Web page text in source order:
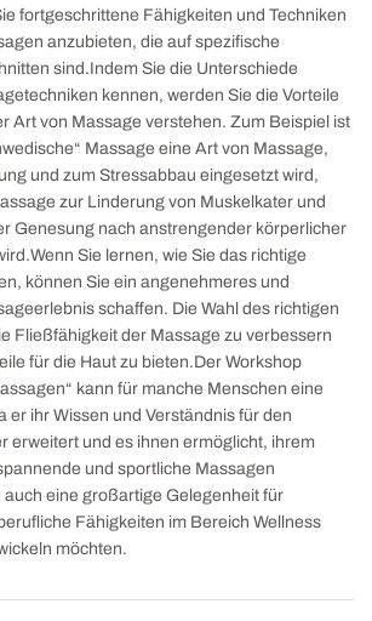
fortgeschrittene Fähigkeiten und Techniken
anzubieten, die auf spezifische
sind.Indem Sie die Unterschiede
kennen, werden Sie die Vorteile
Art von Massage verstehen. Zum Beispiel ist
Massage eine Art von Massage,
und zum Stressabbau eingesetzt wird,
zur Linderung von Muskelkater und
Genesung nach anstrengender körperlicher
Sie lernen, wie Sie das richtige
können Sie ein angenehmeres und
schaffen. Die Wahl des richtigen
Fließfähigkeit der Massage zu verbessern
für die Haut zu bieten.Der Workshop
kann für manche Menschen eine
er ihr Wissen und Verständnis für den
erweitert und es ihnen ermöglicht, ihrem
und sportliche Massagen
auch eine großartige Gelegenheit für
Fähigkeiten im Bereich Wellness
möchten.